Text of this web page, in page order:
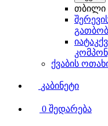
თბილი
ქვაბის
კაბინეტი
0 შედარება